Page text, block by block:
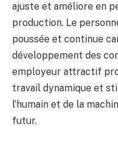
ajuste et améliore en
production. Le
poussée et continue
développement des
employeur attractif
travail dynamique et
l’humain et de la
futur.